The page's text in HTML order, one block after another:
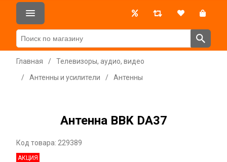
Главная /
Телевизоры, аудио, видео
/
Антенны и усилители / Антенны
Антенна BBK DA37
Код товара: 229389
АКЦИЯ